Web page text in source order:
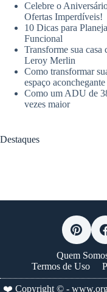
Celebre o
Ofertas Imperdíveis!
10 Dicas para
Funcional
Transforme sua
Leroy Merlin
Como transformar
espaço aconchegante
Como um ADU de
vezes maior
Destaques
Quem
Termos de Uso
❤️ Copyright © -